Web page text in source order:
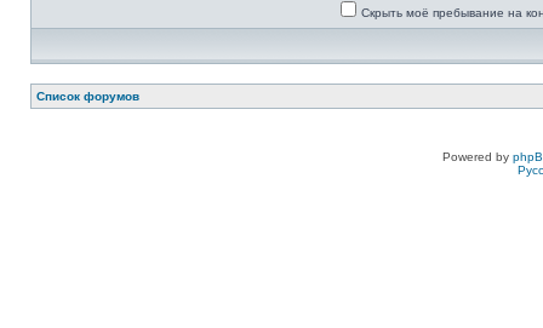
Скрыть моё пребывание на
Список форумов
Powered by